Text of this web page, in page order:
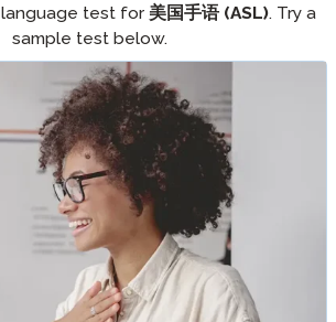
language test for 美国手语 (ASL). Try a
sample test below.